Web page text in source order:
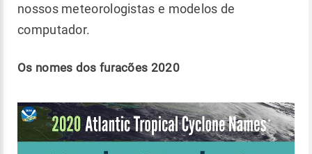
nossos meteorologistas e modelos de
computador.
Os nomes dos furacões 2020